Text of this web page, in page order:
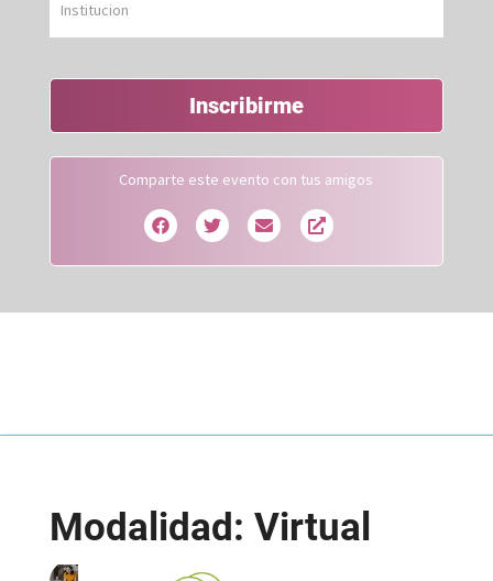
Inscribirme
Comparte este evento con tus amigos
Modalidad: Virtual